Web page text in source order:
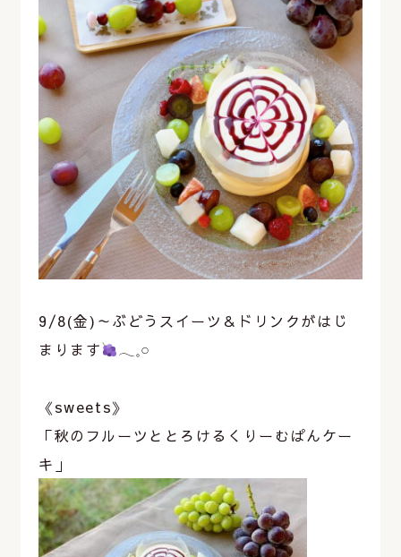
9/8(金)～ぶどうスイーツ＆ドリンクがはじ
まります
𓂃𓈒𓏸
《sweets》
「秋のフルーツととろけるくりーむぱんケー
キ」